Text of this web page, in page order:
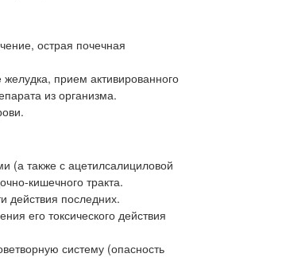
острая почечная
прием активированного
из организма.
(а также с ацетилсалициловой
кишечного тракта.
действия последних.
его токсического действия
систему (опасность